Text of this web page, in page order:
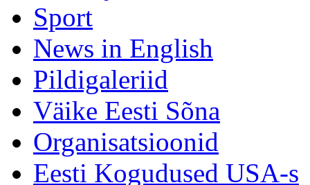
Sport
News in English
Pildigaleriid
Väike Eesti Sõna
Organisatsioonid
Eesti Kogudused USA-s